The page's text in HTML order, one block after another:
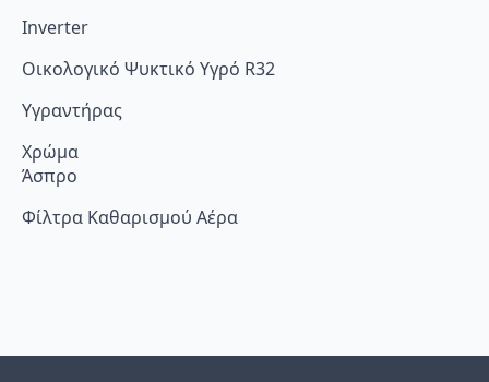
Inverter
Οικολογικό Ψυκτικό Υγρό R32
Υγραντήρας
Χρώμα
Άσπρο
Φίλτρα Καθαρισμού Αέρα